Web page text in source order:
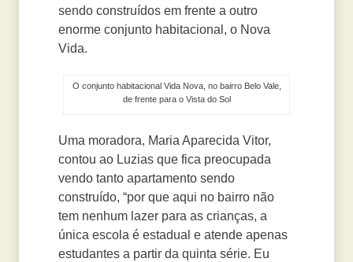
sendo construídos em frente a outro
enorme conjunto habitacional, o Nova
Vida.
O conjunto habitacional Vida Nova, no bairro Belo Vale,
de frente para o Vista do Sol
Uma moradora, Maria Aparecida Vitor,
contou ao Luzias que fica preocupada
vendo tanto apartamento sendo
construído, “por que aqui no bairro não
tem nenhum lazer para as crianças, a
única escola é estadual e atende apenas
estudantes a partir da quinta série. Eu